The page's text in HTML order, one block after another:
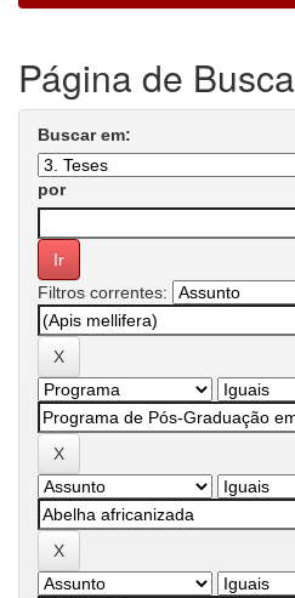
Página de Busca
Buscar em:
por
Filtros correntes: